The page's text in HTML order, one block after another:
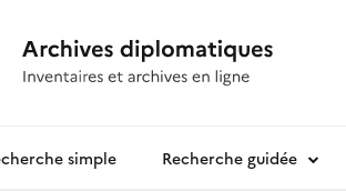
simple Recherche guidée